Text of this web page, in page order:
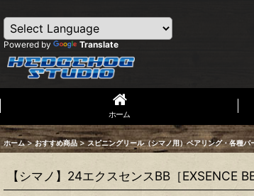
Powered by Translate
ホーム
ホーム > おすすめ商品 > スピニングリール（シマノ用）ベアリング・各種パ
【シマノ】24エクスセンスBB［EXSENCE